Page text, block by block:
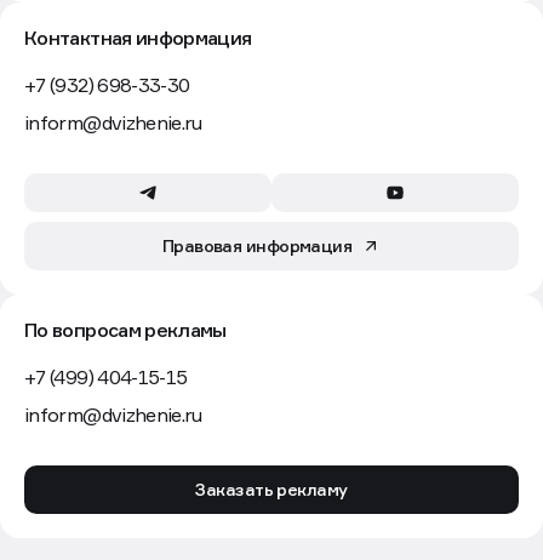
Контактная информация
+7 (932) 698-33-30
inform@dvizhenie.ru
Правовая информация
По вопросам рекламы
+7 (499) 404-15-15
inform@dvizhenie.ru
Заказать рекламу